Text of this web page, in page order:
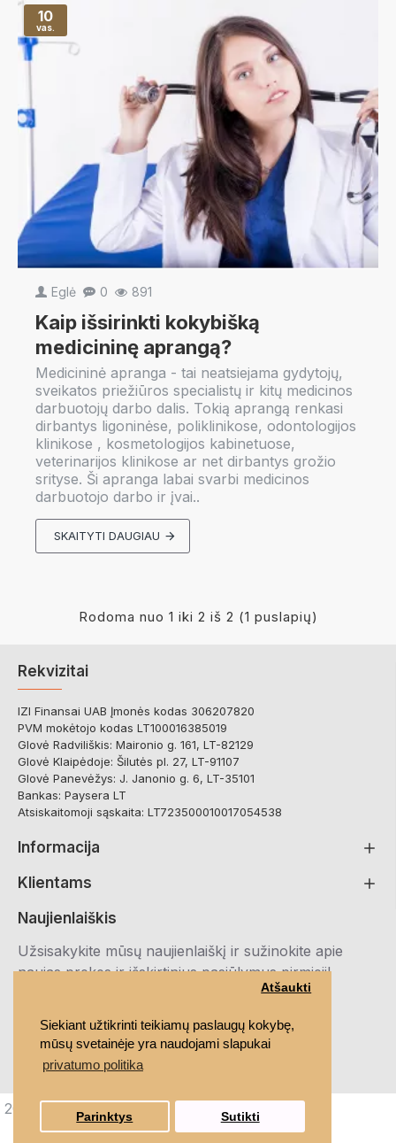
Siekiant užtikrinti teikiamų paslaugų kokybę,
mūsų svetainėje yra naudojami slapukai
privatumo politika
Atšaukti
Parinktys Sutikti
10
vas.
Eglė 0 891
Kaip išsirinkti kokybišką
medicininę aprangą?
Medicininė apranga - tai neatsiejama gydytojų,
sveikatos priežiūros specialistų ir kitų medicinos
darbuotojų darbo dalis. Tokią aprangą renkasi
dirbantys ligoninėse, poliklinikose, odontologijos
klinikose , kosmetologijos kabinetuose,
veterinarijos klinikose ar net dirbantys grožio
srityse. Ši apranga labai svarbi medicinos
darbuotojo darbo ir įvai..
SKAITYTI DAUGIAU
Rodoma nuo 1 iki 2 iš 2 (1 puslapių)
Rekvizitai
IZI Finansai UAB Įmonės kodas 306207820
PVM mokėtojo kodas LT100016385019
Glovė Radviliškis: Maironio g. 161, LT-82129
Glovė Klaipėdoje: Šilutės pl. 27, LT-91107
Glovė Panevėžys: J. Janonio g. 6, LT-35101
Bankas: Paysera LT
Atsiskaitomoji sąskaita: LT723500010017054538
Informacija
Klientams
Naujienlaiškis
Užsisakykite mūsų naujienlaiškį ir sužinokite apie
naujas prekes ir išskirtinius pasiūlymus pirmieji!
Susipažinau ir sutinku su Privatumo politika
2021 MEDRUBAI.LT, Visos teisės saugomos